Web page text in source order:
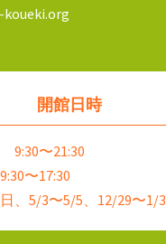
開館日時
9:30〜21:30
〜17:30
、5/3〜5/5、12/29〜1/3